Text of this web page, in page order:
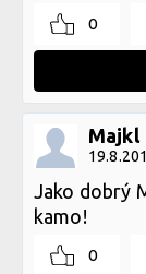
0
Majkl
Jako dobrý
kamo!
0